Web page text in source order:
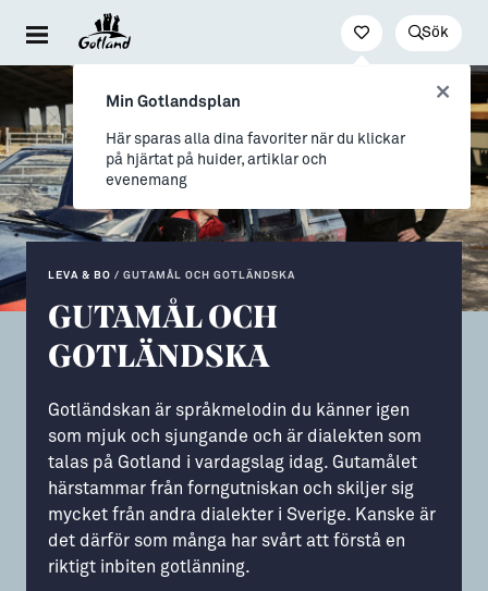
Sök
Evenemang
Resa hit & runt
Kultur & nöje
Mat & dryck
Hitta boende
Guider (Gotland på egen hand)
Guidade turer
Aktiviteter
Sustainable Plejs
För dig som drömmer
→ Nyfiken på Gotland
→ Vi som valt livet på Gotland
→ Flytta hit
→ Inför flytten
→ Våra gotländska socknar
→ Myter om att bo på Gotland
→ Gutamål och gotländska
Allt om bostad
Jobb
Distansarbete från Gotland
Stöd till företag
Studera på Gotland
LEVA & BO / GUTAMÅL OCH GOTLÄNDSKA
GUTAMÅL OCH
GOTLÄNDSKA
Gotländskan är språkmelodin du känner igen
som mjuk och sjungande och är dialekten som
talas på Gotland i vardagslag idag. Gutamålet
härstammar från forngutniskan och skiljer sig
mycket från andra dialekter i Sverige. Kanske är
det därför som många har svårt att förstå en
riktigt inbiten gotlänning.
Min Gotlandsplan
Här sparas alla dina favoriter när du klickar
på hjärtat på huider, artiklar och
evenemang